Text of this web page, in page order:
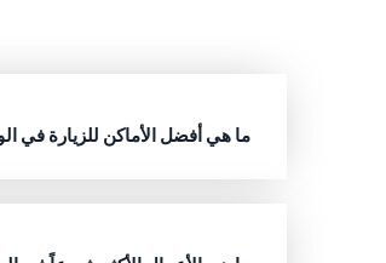
ما هي أفضل الأماكن للزيارة في